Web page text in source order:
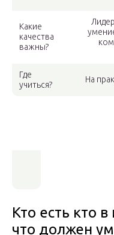
Какие
качества
важны?
Где
учиться?
На
Кто есть кто
что должен